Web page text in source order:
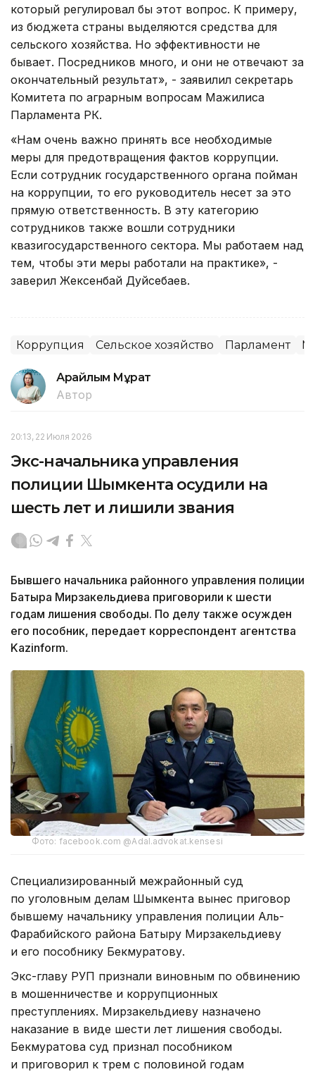
который регулировал бы этот вопрос. К примеру,
из бюджета страны выделяются средства для
сельского хозяйства. Но эффективности не
бывает. Посредников много, и они не отвечают за
окончательный результат», - заявилил секретарь
Комитета по аграрным вопросам Мажилиса
Парламента РК.
«Нам очень важно принять все необходимые
меры для предотвращения фактов коррупции.
Если сотрудник государственного органа пойман
на коррупции, то его руководитель несет за это
прямую ответственность. В эту категорию
сотрудников также вошли сотрудники
квазигосударственного сектора. Мы работаем над
тем, чтобы эти меры работали на практике», -
заверил Жексенбай Дуйсебаев.
Коррупция Сельское хозяйство Парламент
Арайлым Мұрат
Автор
20:13, 22 Июля 2026
Экс-начальника управления
полиции Шымкента осудили на
шесть лет и лишили звания
Бывшего начальника районного управления полиции
Батыра Мирзакельдиева приговорили к шести
годам лишения свободы. По делу также осужден
его пособник, передает корреспондент агентства
Kazinform.
Фото: facebook.com @Adal.advokat.kensesi
Специализированный межрайонный суд
по уголовным делам Шымкента вынес приговор
бывшему начальнику управления полиции Аль-
Фарабийского района Батыру Мирзакельдиеву
и его пособнику Бекмуратову.
Экс-главу РУП признали виновным по обвинению
в мошенничестве и коррупционных
преступлениях. Мирзакельдиеву назначено
наказание в виде шести лет лишения свободы.
Бекмуратова суд признал пособником
и приговорил к трем с половиной годам